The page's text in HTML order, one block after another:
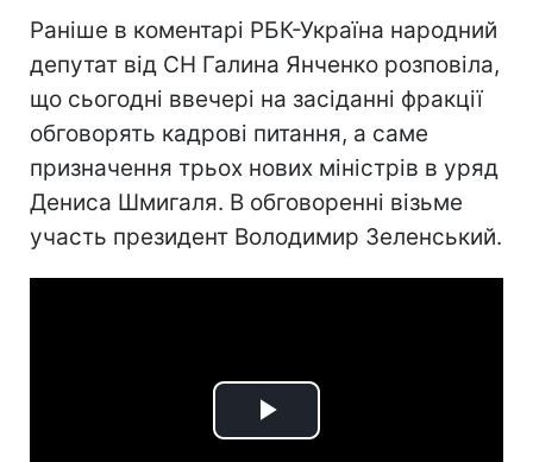
Раніше в коментарі РБК-Україна народний
депутат від СН Галина Янченко розповіла,
що сьогодні ввечері на засіданні фракції
обговорять кадрові питання, а саме
призначення трьох нових міністрів в уряд
Дениса Шмигаля. В обговоренні візьме
участь президент Володимир Зеленський.
Play